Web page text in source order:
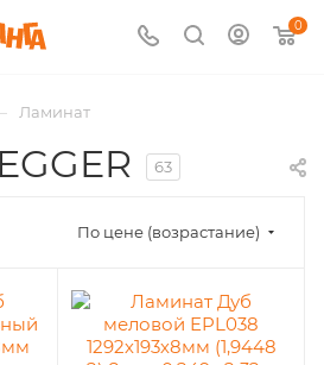
0
Ламинат
63
По цене (возрастание)